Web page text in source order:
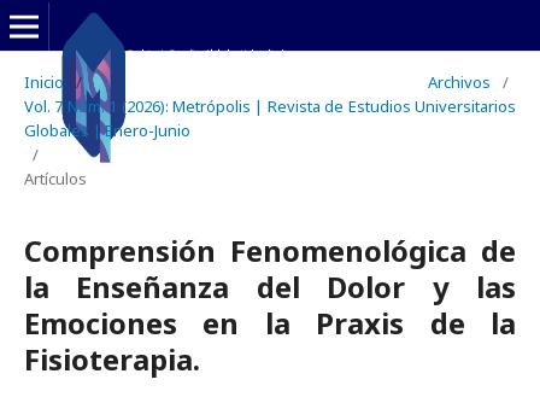
Inicio / Archivos
/
Vol. 7 Núm. 1 (2026): Metrópolis | Revista de Estudios Universitarios
Globales | Enero-Junio
/
Artículos
Comprensión Fenomenológica de
la Enseñanza del Dolor y las
Emociones en la Praxis de la
Fisioterapia.